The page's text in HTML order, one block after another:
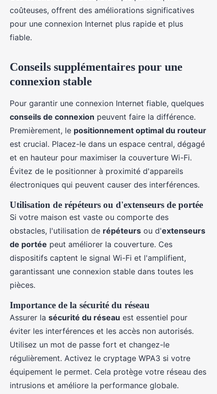
coûteuses, offrent des améliorations significatives
pour une connexion Internet plus rapide et plus
fiable.
Conseils supplémentaires pour une
connexion stable
Pour garantir une connexion Internet fiable, quelques
conseils de connexion peuvent faire la différence.
Premièrement, le positionnement optimal du routeur
est crucial. Placez-le dans un espace central, dégagé
et en hauteur pour maximiser la couverture Wi-Fi.
Évitez de le positionner à proximité d'appareils
électroniques qui peuvent causer des interférences.
Utilisation de répéteurs ou d'extenseurs de portée
Si votre maison est vaste ou comporte des
obstacles, l'utilisation de répéteurs ou d'extenseurs
de portée peut améliorer la couverture. Ces
dispositifs captent le signal Wi-Fi et l'amplifient,
garantissant une connexion stable dans toutes les
pièces.
Importance de la sécurité du réseau
Assurer la sécurité du réseau est essentiel pour
éviter les interférences et les accès non autorisés.
Utilisez un mot de passe fort et changez-le
régulièrement. Activez le cryptage WPA3 si votre
équipement le permet. Cela protège votre réseau des
intrusions et améliore la performance globale.